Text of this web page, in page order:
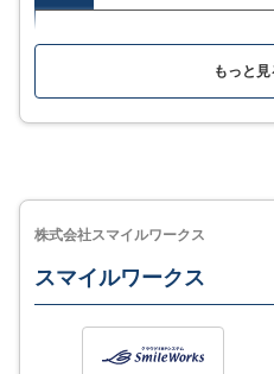
従業員情報や給与計算な
既存業務の見直しや操作法
ここが少し気になる…
もっと見
株式会社スマイルワークス
スマイルワークス